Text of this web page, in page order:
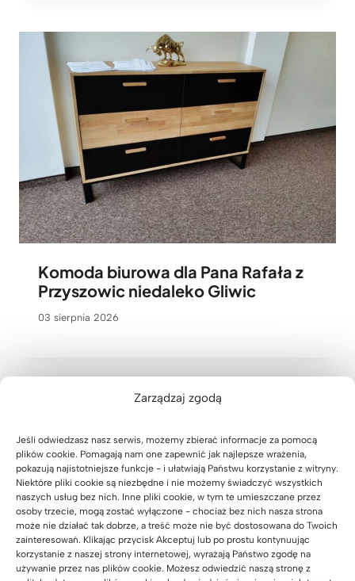
Zarządzaj zgodą
Jeśli odwiedzasz nasz serwis, możemy zbierać informacje za pomocą
plików cookie. Pomagają nam one zapewnić jak najlepsze wrażenia,
pokazują najistotniejsze funkcje - i ułatwiają Państwu korzystanie z witryny.
Niektóre pliki cookie są niezbędne i nie możemy świadczyć wszystkich
naszych usług bez nich. Inne pliki cookie, w tym te umieszczane przez
osoby trzecie, mogą zostać wyłączone - chociaż bez nich nasza strona
może nie działać tak dobrze, a treść może nie być dostosowana do Twoich
zainteresowań. Klikając przycisk Akceptuj lub po prostu kontynuując
korzystanie z naszej strony internetowej, wyrażają Państwo zgodę na
używanie przez nas plików cookie. Możesz odwiedzić naszą stronę z
Komoda biurowa dla Pana Rafała z
Przyszowic niedaleko Gliwic
03 sierpnia 2026